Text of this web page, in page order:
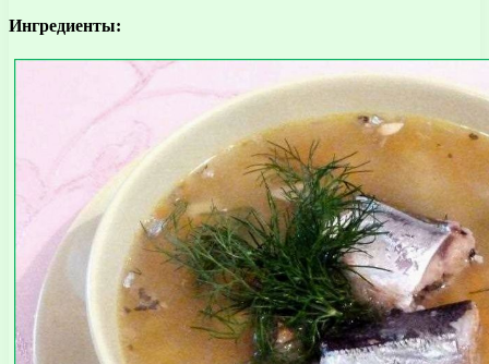
Ингредиенты: